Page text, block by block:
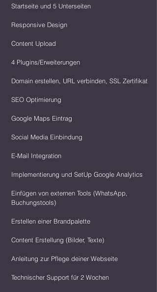
Startseite und 5 Unterseiten
Responsive Design
Content Upload
4 Plugins/Erweiterungen
Domain erstellen, URL verbinden, SSL Zertifikat
SEO Optimierung
Google Maps Eintrag
Social Media Einbindung
E-Mail Integration
Implementierung und SetUp Google Analytics
Einfügen von externen Tools (WhatsApp,
Buchungstools)
Erstellen einer Brandpalette
Content Erstellung (Bilder, Texte)
Anleitung zur Pflege deiner Webseite
Technischer Support für 2 Wochen